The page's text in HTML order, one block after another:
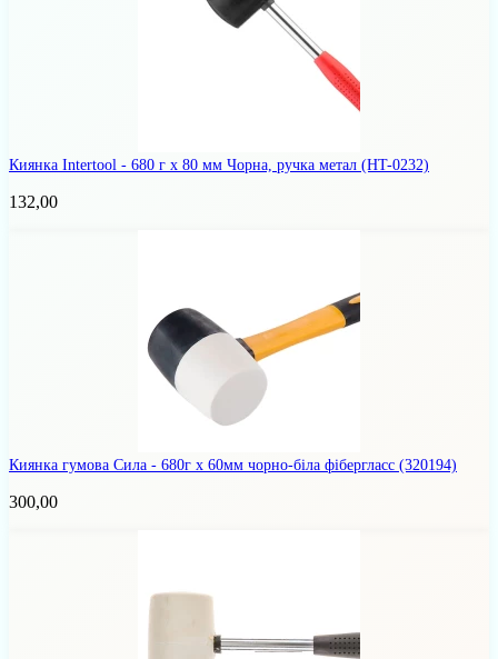
Киянка Intertool - 680 г х 80 мм Чорна, ручка метал (HT-0232)
132,00
Киянка гумова Сила - 680г x 60мм чорно-біла фібергласс (320194)
300,00